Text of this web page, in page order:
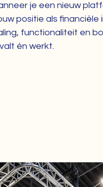
je een nieuw
positie als financiële
functionaliteit en
én werkt.